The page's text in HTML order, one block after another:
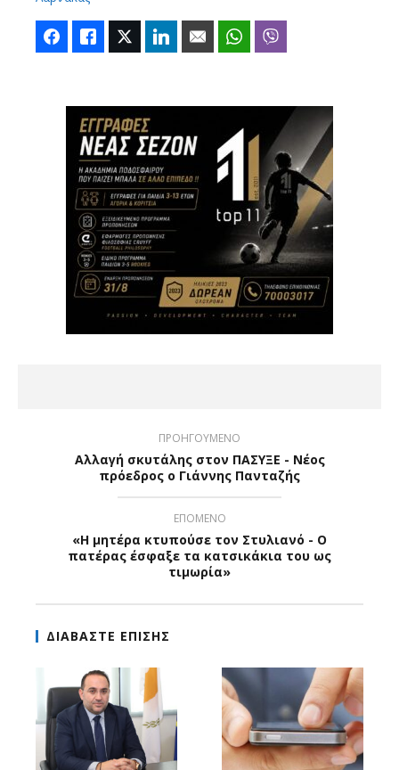
FacebookLike Twitter LinkedIn Email WhatsApp
ΠΡΟΗΓΟΥΜΕΝΟ
Αλλαγή σκυτάλης στον ΠΑΣΥΞΕ - Νέος
πρόεδρος ο Γιάννης Πανταζής
ΕΠΟΜΕΝΟ
«Η μητέρα κτυπούσε τον Στυλιανό - Ο
πατέρας έσφαξε τα κατσικάκια του ως
τιμωρία»
ΔΙΑΒΑΣΤΕ ΕΠΙΣΗΣ